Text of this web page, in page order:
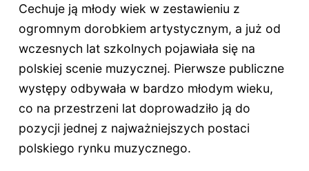
Cechuje ją młody wiek w zestawieniu z
ogromnym dorobkiem artystycznym, a już od
wczesnych lat szkolnych pojawiała się na
polskiej scenie muzycznej. Pierwsze publiczne
występy odbywała w bardzo młodym wieku,
co na przestrzeni lat doprowadziło ją do
pozycji jednej z najważniejszych postaci
polskiego rynku muzycznego.